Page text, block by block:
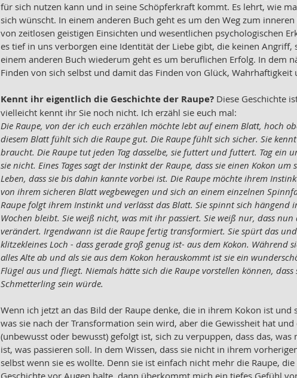
für sich nutzen kann und in seine Schöpferkraft kommt. Es lehrt, wie
sich wünscht. In einem anderen Buch geht es um den Weg zum
von zeitlosen geistigen Einsichten und wesentlichen psychologischen
es tief in uns verborgen eine Identität der Liebe gibt, die keinen Angriff,
einem anderen Buch wiederum geht es um beruflichen Erfolg. In dem
Finden von sich selbst und damit das Finden von Glück, Wahrhaftigkeit
Kennt ihr eigentlich die Geschichte der Raupe? Diese Geschichte
vielleicht kennt ihr Sie noch nicht. Ich erzähl sie euch mal:
Die Raupe, von der ich euch erzählen möchte lebt auf einem Blatt, hoch
diesem Blatt fühlt sich die Raupe gut. Die Raupe fühlt sich sicher. Sie
braucht. Die Raupe tut jeden Tag dasselbe, sie futtert und futtert. Tag ein
sie nicht. Eines Tages sagt der Instinkt der Raupe, dass sie einen Kokon
Leben, dass sie bis dahin kannte vorbei ist. Die Raupe möchte ihrem
von ihrem sicheren Blatt wegbewegen und sich an einem einzelnen
Raupe folgt ihrem Instinkt und verlässt das Blatt. Sie spinnt sich hängend
Wochen bleibt. Sie weiß nicht, was mit ihr passiert. Sie weiß nur, dass nun
verändert. Irgendwann ist die Raupe fertig transformiert. Sie spürt das
klitzekleines Loch - dass gerade groß genug ist- aus dem Kokon. Während
alles Alte ab und als sie aus dem Kokon herauskommt ist sie ein
Flügel aus und fliegt. Niemals hätte sich die Raupe vorstellen können,
Schmetterling sein würde.
Wenn ich jetzt an das Bild der Raupe denke, die in ihrem Kokon ist
was sie nach der Transformation sein wird, aber die Gewissheit hat
(unbewusst oder bewusst) gefolgt ist, sich zu verpuppen, dass das,
ist, was passieren soll. In dem Wissen, dass sie nicht in ihrem
selbst wenn sie es wollte. Denn sie ist einfach nicht mehr die Raupe,
Geschichte vor Augen halte, dann überkommt mich ein tiefes Gefühl